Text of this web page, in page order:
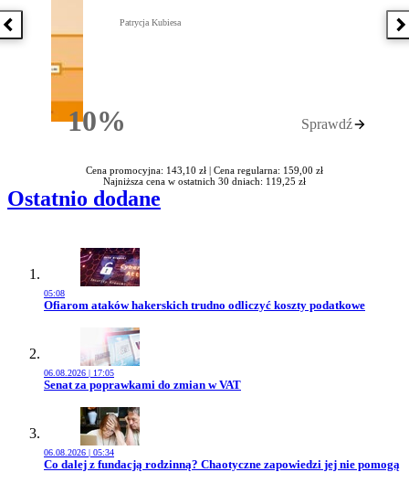
Poprzednia książka
10%Rabatu
Patrycja Kubiesa
Sprawdź
Cena promocyjna: 143,10 zł | Cena regularna: 159,00 zł
Najniższa cena w ostatnich 30 dniach: 119,25 zł
Ostatnio dodane
05:08
Przejdź do artykułu:
Ofiarom ataków hakerskich trudno odliczyć koszty podatkowe
06.08.2026 | 17:05
Przejdź do artykułu:
Senat za poprawkami do zmian w VAT
06.08.2026 | 05:34
Przejdź do artykułu:
Co dalej z fundacją rodzinną? Chaotyczne zapowiedzi jej nie pomogą